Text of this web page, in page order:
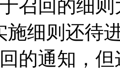
召回的细
施细则还待
的通知，